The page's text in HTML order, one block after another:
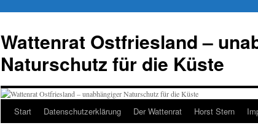
springen
Wattenrat Ostfriesland –
Naturschutz für die Küste
Start Datenschutzerklärung Der Wattenrat Horst Stern